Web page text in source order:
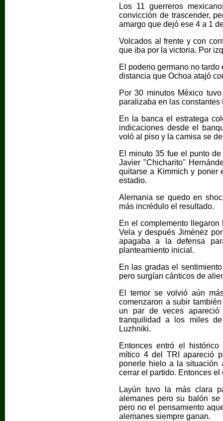
Los 11 guerreros
convicción de trascender,
amargo que dejó ese 4 a 1
Volcados al frente y con
que iba por la victoria. Por
El poderio germano no
distancia que Ochoa atajó
Por 30 minutos México
paralizaba en las
En la banca el estratega
indicaciones desde el
voló al piso y la camisa se
El minuto 35 fue el punto
Javier "Chicharito"
quitarse a Kimmich y poner
estadio.
Alemania se quedo en
más incrédulo el resultado.
En el complemento
Vela y después Jiménez
apagaba a la defensa
planteamiento inicial.
En las gradas el
pero surgían cánticos de
El temor se volvió aún
comenzaron a subir
un par de veces
tranquilidad a los miles
Luzhniki.
Entonces entró el
mítico 4 del TRI apareció
ponerle hielo a la situación
cerrar el partido. Entonces
Layún tuvo la más clara
alemanes pero su balón
pero no el pensamiento
alemanes siempre ganan.